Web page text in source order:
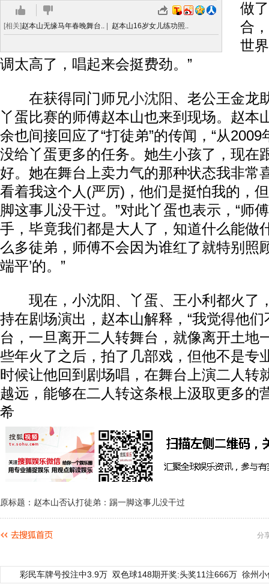
[相关]赵本山无缘马年春晚舞台.. 赵本山16岁女儿练功照..
做
合
世
调太高了，唱起来会挺费劲。”
在获得同门师兄小沈阳 、老公王金龙
丫蛋比赛的师傅赵本山也来到现场。赵本
余也间接回应了“打徒弟”的传闻，“从
没给丫蛋更多的任务。她生小孩了，现在
好。她在舞台上卖力气的那种状态我非常
看着我这个人(严厉)，他们是挺怕我的，
脚这事儿没干过。”对此丫蛋也表示，“师
手，毕竟我们都是大人了，知道什么能做
么多徒弟，师傅不会因为谁红了就特别照
端平’的。”
现在，小沈阳、丫蛋、王小利都火了
持在剧场演出，赵本山解释，“我觉得他
台，一旦离开二人转舞台，就像离开土地
些年火了之后，拍了几部戏，但他不是专
时候让他回到剧场唱，在舞台上演二人转
越远，能够在二人转这条根上汲取更多的
希
原标题：赵本山否认打徒弟：踢一脚这事儿没干过
分
彩民车牌号投注中3.9万 双色球148期开奖:头奖11注666万 徐州